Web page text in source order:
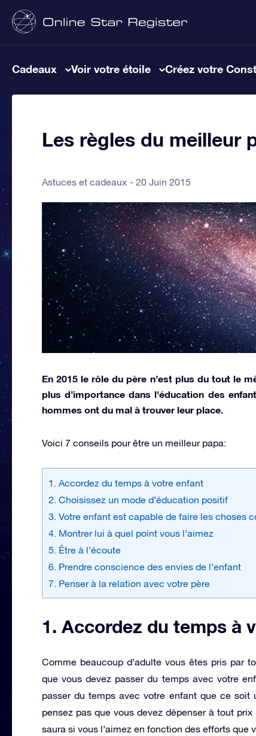
Cadeaux Voir votre étoile Créez votre
Les règles du meilleur
Astuces et cadeaux 20 Juin 2015
En 2015 le rôle du père n’est plus du tout le
plus d’importance dans l'éducation des
hommes ont du mal à trouver leur place.
Voici 7 conseils pour être un meilleur papa:
1. Accordez du temps à votre enfant
2. Choisissez un mode d’éducation positif
3. Votre enfant est capable de faire les choses
4. Montrer lui à quel point vous l’aimez
5. Être à l’écoute
6. Prendre conscience des envies de l’enfant
7. Penser à la relation avec votre père
1. Accordez du temps à
Comme beaucoup d’adulte vous êtes pris par
que vous devez passer du temps avec votre
passer du temps avec votre enfant que ce soit
pensez pas que vous devez dépenser à tout
saura si vous l’aimez en fonction des efforts que